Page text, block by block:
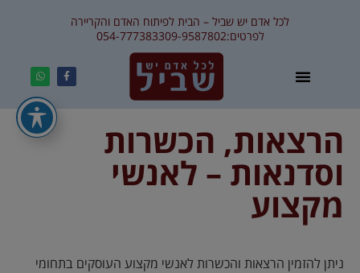
לכל אדם יש שביל – הבית לפיתוח האדם והקריירה
לפרטים:09-9587802
054-7773833
הרצאות, הכשרות
וסדנאות – לאנשי
מקצוע
ניתן להזמין הרצאות והכשרות לאנשי מקצוע העוסקים בתחומי